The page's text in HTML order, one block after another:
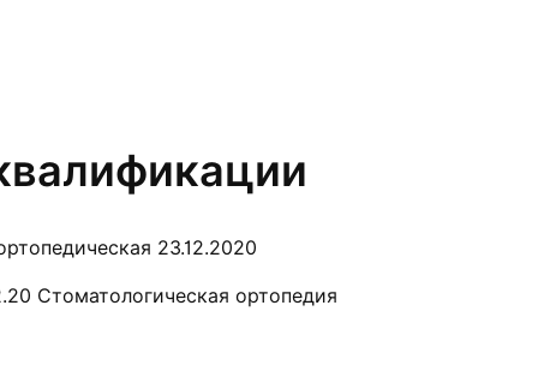
23.12.2020
Стоматологическая ортопедия